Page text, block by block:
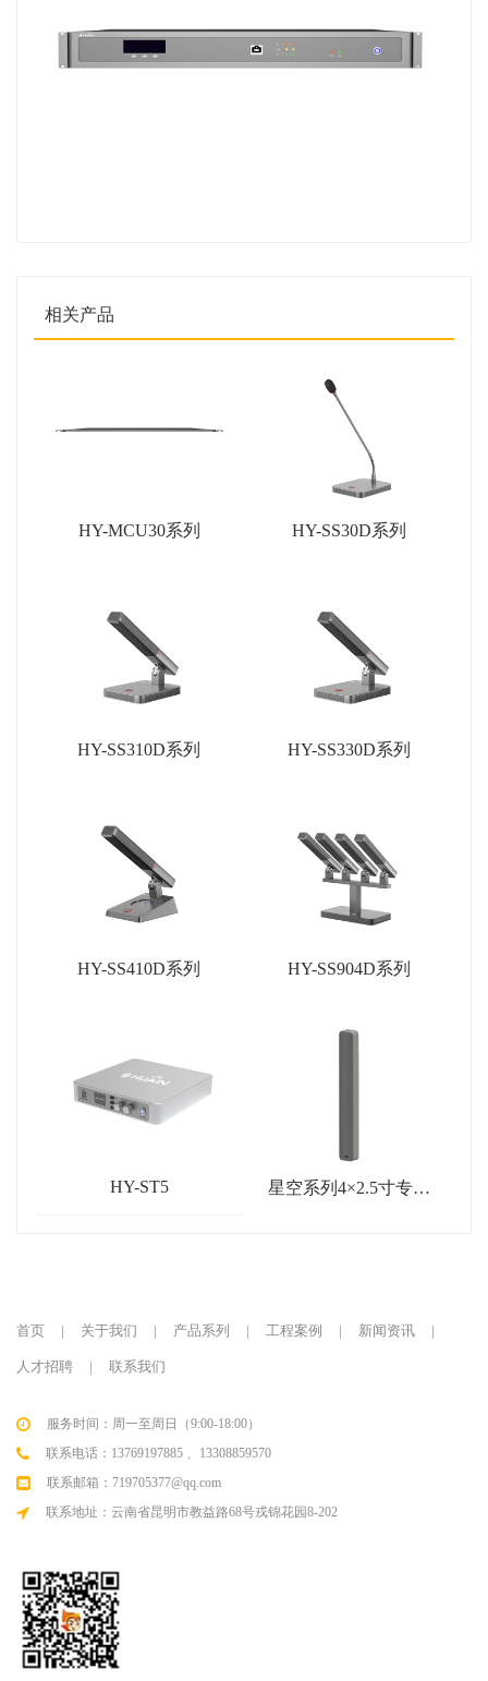
相关产品
HY-MCU30系列 HY-SS30D系列
HY-SS310D系列 HY-SS330D系列
HY-SS410D系列 HY-SS904D系列
HY-ST5
星空系列4×2.5寸专业
首页 | 关于我们 | 产品系列 | 工程案例 | 新闻资讯 |
人才招聘 | 联系我们
服务时间：周一至周日（9:00-18:00）
联系电话：13769197885 、13308859570
联系邮箱：719705377@qq.com
联系地址：云南省昆明市教益路68号戎锦花园8-202